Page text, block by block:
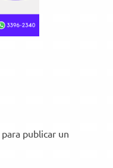
para publicar un